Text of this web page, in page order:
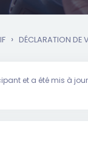
› DÉCLARATION DE
et a été mis à